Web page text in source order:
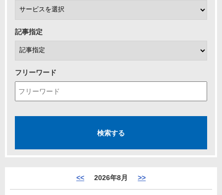
記事指定
フリーワード
<< 2026年8月 >>